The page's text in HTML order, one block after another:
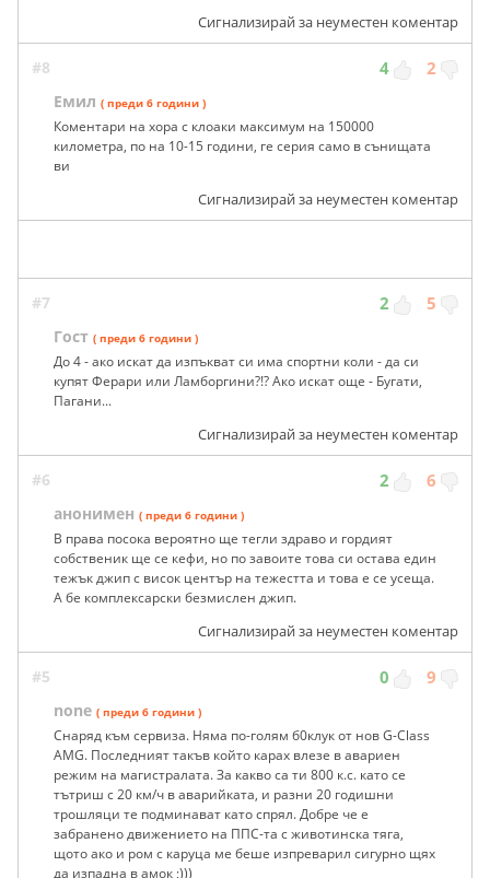
Сигнализирай за неуместен коментар
#8 4 2
Емил ( преди 6 години )
Коментари на хора с клоаки максимум на 150000
километра, по на 10-15 години, ге серия само в сънищата
ви
Сигнализирай за неуместен коментар
#7 2 5
Гост ( преди 6 години )
До 4 - ако искат да изпъкват си има спортни коли - да си
купят Ферари или Ламборгини?!? Ако искат още - Бугати,
Пагани...
Сигнализирай за неуместен коментар
#6 2 6
анонимен ( преди 6 години )
В права посока вероятно ще тегли здраво и гордият
собственик ще се кефи, но по завоите това си остава един
тежък джип с висок център на тежестта и това е се усеща.
А бе комплексарски безмислен джип.
Сигнализирай за неуместен коментар
#5 0 9
none ( преди 6 години )
Снаряд към сервиза. Няма по-голям б0клук от нов G-Class
AMG. Последният такъв който карах влезе в авариен
режим на магистралата. За какво са ти 800 к.с. като се
тътриш с 20 км/ч в аварийката, и разни 20 годишни
трошляци те подминават като спрял. Добре че е
забранено движението на ППС-та с животинска тяга,
щото ако и ром с каруца ме беше изпреварил сигурно щях
да изпадна в амок ;)))